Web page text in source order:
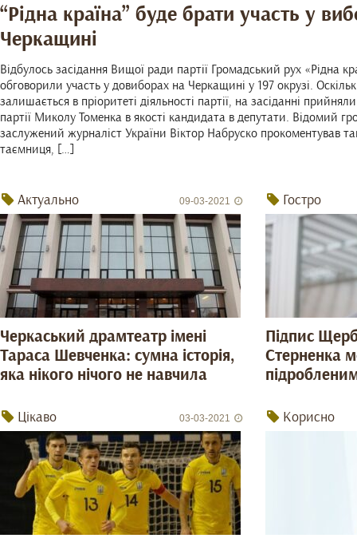
“Рідна країна” буде брати участь у
Черкащині
Відбулось засідання Вищої ради партії Громадський рух «Рідна
обговорили участь у довиборах на Черкащині у 197 окрузі.
залишається в пріоритеті діяльності партії, на засіданні
партії Миколу Томенка в якості кандидата в депутати. Відомий
заслужений журналіст України Віктор Набруско прокоментував
таємниця, […]
Актуально 09-03-2021
Черкаський драмтеатр імені
Тараса Шевченка: сумна історія,
яка нікого нічого не навчила
Гостро
Підпис
Стерненка
Цікаво 03-03-2021 Корисно